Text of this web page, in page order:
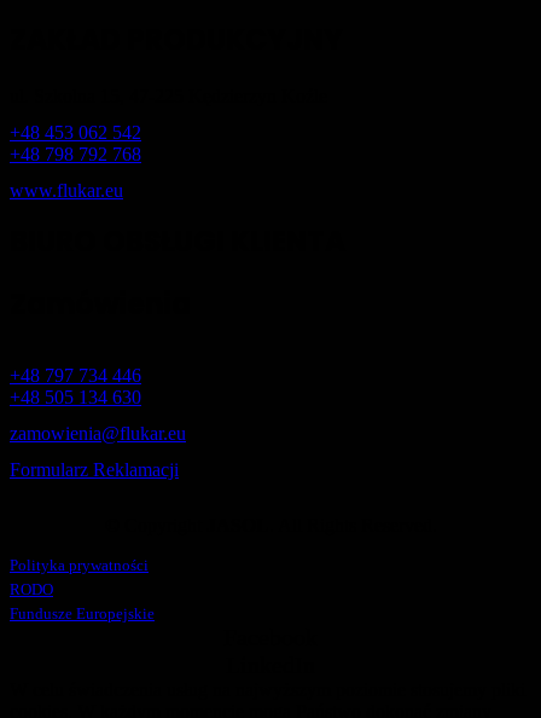
+48 453 062 542
+48 798 792 768
www.flukar.eu
+48 797 734 446
+48 505 134 630
zamowienia@flukar.eu
Formularz Reklamacji
Polityka prywatności
RODO
Fundusze Europejskie